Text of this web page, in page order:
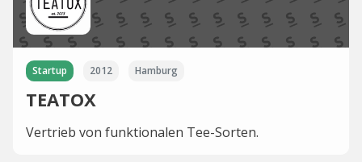
Startup 2012 Hamburg
TEATOX
Vertrieb von funktionalen Tee-Sorten.